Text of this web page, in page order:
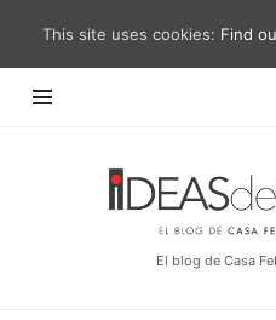
Ideas
del
Hogar
El blog de Casa
This site uses cookies: Find